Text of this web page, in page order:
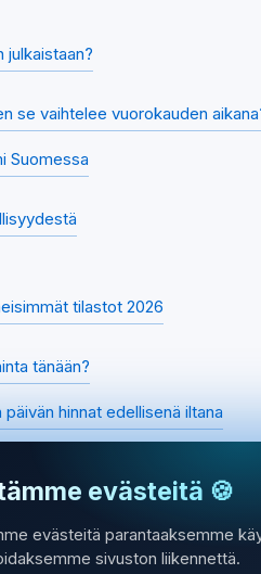
julkaistaan?
se vaihtelee vuorokauden
Suomessa
tilastot 2026
tänään?
päivän hinnat edellisenä iltana
yölle
ennusteita
evästeitä 🍪
evästeitä parantaaksemme
sivuston liikennettä.